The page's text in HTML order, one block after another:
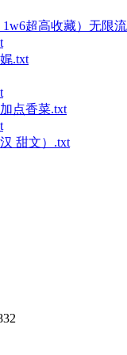
超高收藏）无限
.txt
点香菜.txt
甜文）.txt